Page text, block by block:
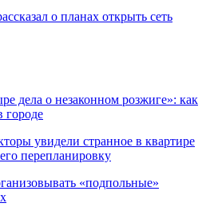
о планах открыть сеть
дела о незаконном розжиге»: как
городе
увидели странное в квартире
перепланировку
«подпольные»